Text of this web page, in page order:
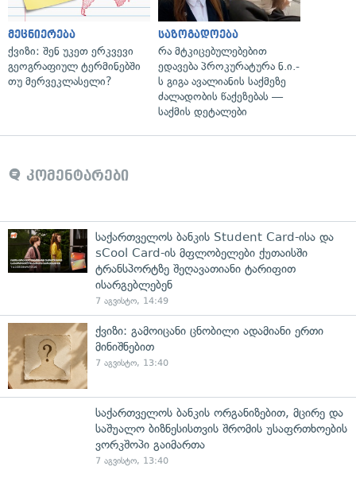
მეცნიერება
ქვიზი: შენ უკეთ ერკვევი
გეოგრაფიულ ტერმინებში
თუ მერვეკლასელი?
საზოგადოება
რა მტკიცებულებებით
ედავება პროკურატურა ნ.ი.-
ს გიგა ავალიანის საქმეზე
ძალადობის წაქეზებას —
საქმის დეტალები
კომენტარები
საქართველოს ბანკის Student Card-ისა და
sCool Card-ის მფლობელები ქუთაისში
ტრანსპორტზე შეღავათიანი ტარიფით
ისარგებლებენ
7 აგვისტო, 14:49
ქვიზი: გამოიცანი ცნობილი ადამიანი ერთი
მინიშნებით
7 აგვისტო, 13:40
საქართველოს ბანკის ორგანიზებით, მცირე და
საშუალო ბიზნესისთვის შრომის უსაფრთხოების
ვორკშოპი გაიმართა
7 აგვისტო, 13:40